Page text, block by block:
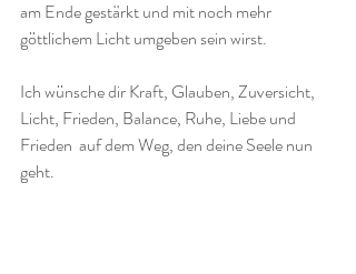
am Ende gestärkt und mit noch mehr
göttlichem Licht umgeben sein wirst.
Ich wünsche dir Kraft, Glauben, Zuversicht,
Licht, Frieden, Balance, Ruhe, Liebe und
Frieden  auf dem Weg, den deine Seele nun
geht.